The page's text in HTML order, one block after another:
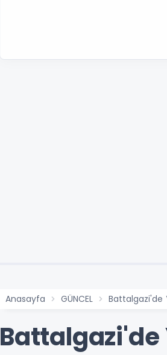
Anasayfa GÜNCEL Battalgazi'de
Battalgazi'de